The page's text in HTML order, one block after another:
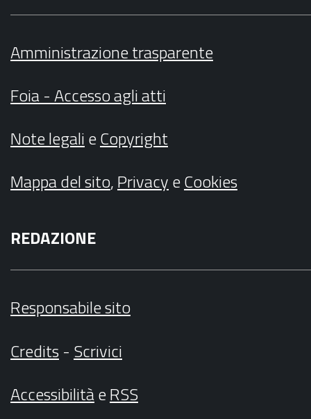
Amministrazione trasparente
Foia - Accesso agli atti
Note legalieCopyright
Mappa del sito,PrivacyeCookies
REDAZIONE
Responsabile sito
Credits- Scrivici
AccessibilitàeRSS